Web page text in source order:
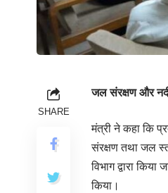
SHARE
जल संरक्षण और
मंत्री ने कहा कि
संरक्षण तथा जल
विभाग द्वारा
किया।